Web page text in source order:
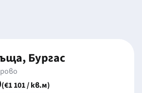
Бургас
(€1 101 / кв.м)